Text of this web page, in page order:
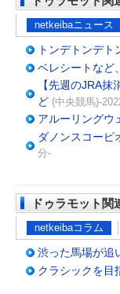
netkeibaニュース
トンデトンデ
ベレシートなど
【先週のJRA
ど (中央競馬)-
アルーリングウ
ダノンスコーピ
分-
ドゥラモット関
netkeibaコラム
渋った馬場が追
クラシックを目